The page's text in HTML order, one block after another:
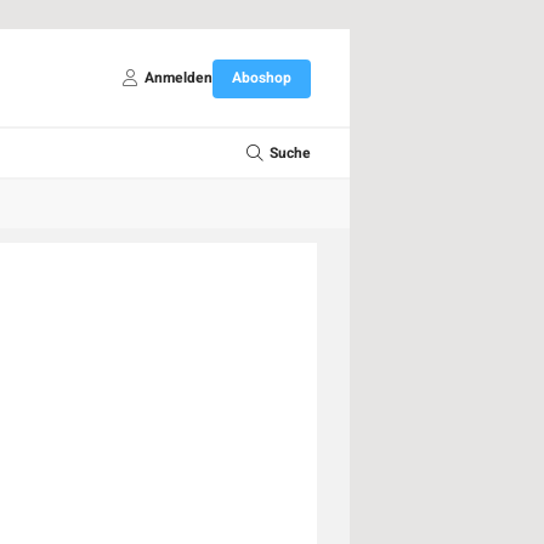
Anmelden Aboshop
Suche